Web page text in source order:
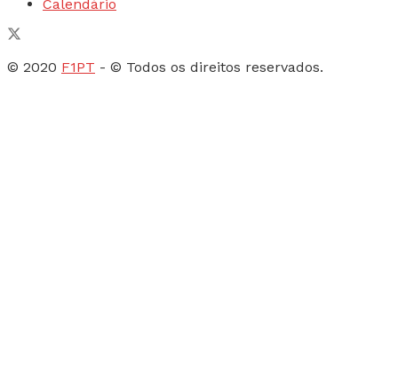
Calendário
© 2020 F1PT - © Todos os direitos reservados.